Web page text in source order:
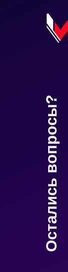
Остались вопросы?